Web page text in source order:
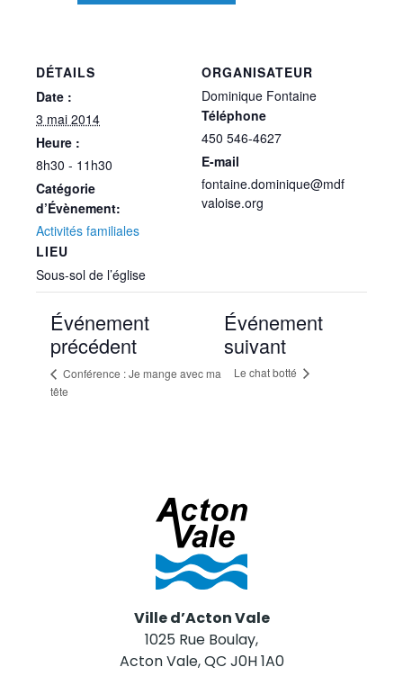
DÉTAILS
Date :
3 mai 2014
Heure :
8h30 - 11h30
Catégorie
d’Évènement:
Activités familiales
LIEU
Sous-sol de l’église
ORGANISATEUR
Dominique Fontaine
Téléphone
450 546-4627
E-mail
fontaine.dominique@mdf
valoise.org
Événement
précédent
Conférence : Je mange avec ma
tête
Événement
suivant
Le chat botté
Ville d’Acton Vale
1025 Rue Boulay,
Acton Vale, QC J0H 1A0